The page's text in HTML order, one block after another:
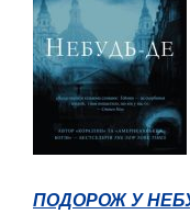
ПОДОРОЖ У